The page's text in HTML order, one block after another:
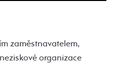
zaměstnavatelem,
organizace